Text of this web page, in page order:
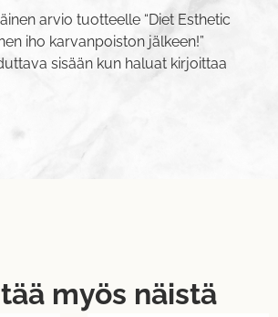
arvio tuotteelle “Diet Esthetic
iho karvanpoiston jälkeen!”
sisään kun haluat kirjoittaa
myös näistä